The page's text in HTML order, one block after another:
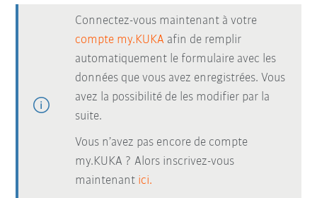
Connectez-vous maintenant à votre
compte my.KUKA afin de remplir
automatiquement le formulaire avec les
données que vous avez enregistrées. Vous
avez la possibilité de les modifier par la
suite.
Vous n’avez pas encore de compte
my.KUKA ? Alors inscrivez-vous
maintenant ici.